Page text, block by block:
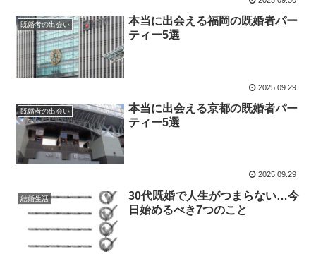
既婚者の出会い
本当に出会える福岡の既婚者パー
ティー5選
2025.09.29
既婚者の出会い
本当に出会える京都の既婚者パー
ティー5選
2025.09.29
結婚生活
30代既婚で人生がつまらない…今
日始めるべき7つのこと